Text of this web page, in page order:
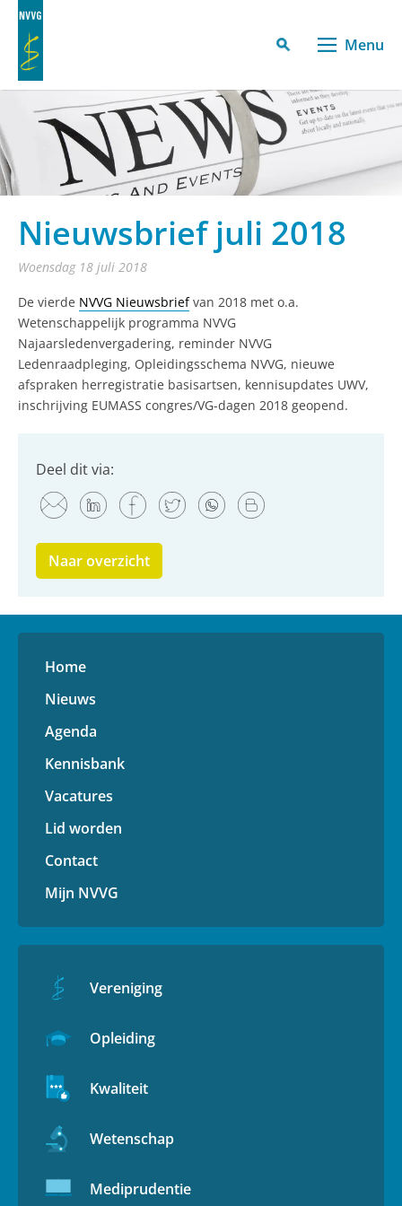
Menu
Nieuwsbrief juli 2018
woensdag 18 juli 2018
De vierde NVVG Nieuwsbriefvan 2018 met o.a.
Wetenschappelijk programma NVVG
Najaarsledenvergadering, reminder NVVG
Ledenraadpleging, Opleidingsschema NVVG, nieuwe
afspraken herregistratie basisartsen, kennisupdates UWV,
inschrijving EUMASS congres/VG-dagen 2018 geopend.
Deel dit via:
Naar overzicht
Home
Nieuws
Agenda
Kennisbank
Vacatures
Lid worden
Contact
Mijn NVVG
Vereniging
Opleiding
Kwaliteit
Wetenschap
Mediprudentie